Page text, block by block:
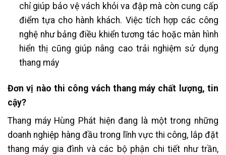
chỉ giúp bảo vệ vách khỏi va đập mà còn cung cấp
điểm tựa cho hành khách. Việc tích hợp các công
nghệ như bảng điều khiển tương tác hoặc màn hình
hiển thị cũng giúp nâng cao trải nghiệm sử dụng
thang máy
Đơn vị nào thi công vách thang máy chất lượng, tin
cậy?
Thang máy Hùng Phát hiện đang là một trong những
doanh nghiệp hàng đầu trong lĩnh vực thi công, lắp đặt
thang máy gia đình và các bộ phận chi tiết như trần,